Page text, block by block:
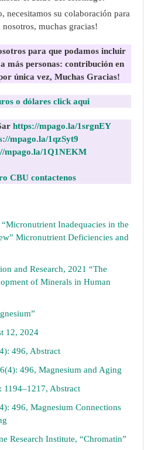
necesitamos su colaboración para
muchas gracias!
para que podamos incluir
más personas: contribución en
única vez, Muchas Gracias!
o dólares click aqui
https://mpago.la/1srgnEY
mpago.la/1qzSyt9
mpago.la/1Q1NEKM
CBU contactenos
Inadequacies in the
Micronutrient Deficiencies and
and Research, 2021 “The
of Minerals in Human
12, 2024
496, Abstract
496, Magnesium and Aging
1194–1217, Abstract
496, Magnesium Connections
Research Institute, “Chromatin”